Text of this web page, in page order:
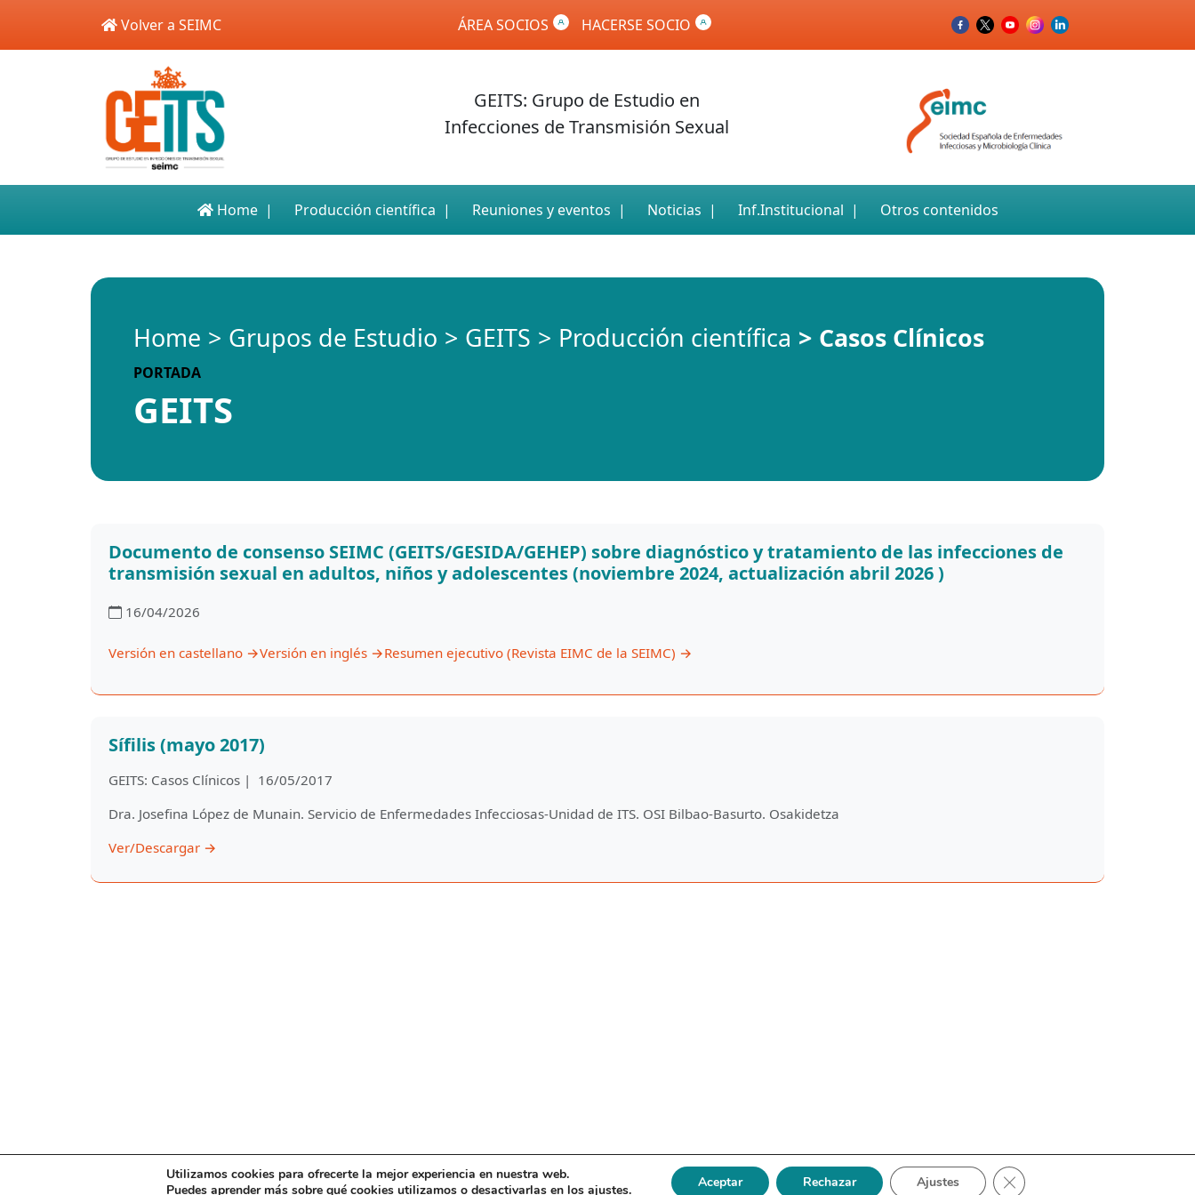
Volver a SEIMC ÁREA SOCIOS HACERSE SOCIO
GEITS: Grupo de Estudio en
Infecciones de Transmisión Sexual
Home Producción científica Reuniones y eventos Noticias Inf.Institucional Otros contenidos
Home Grupos de Estudio GEITS Producción científica Casos Clínicos
PORTADA
GEITS
Documento de consenso SEIMC (GEITS/GESIDA/GEHEP) sobre diagnóstico y tratamiento de las infecciones de
transmisión sexual en adultos, niños y adolescentes (noviembre 2024, actualización abril 2026 )
16/04/2026
Versión en castellano →Versión en inglés →Resumen ejecutivo (Revista EIMC de la SEIMC) →
Sífilis (mayo 2017)
GEITS: Casos Clínicos | 16/05/2017
Dra. Josefina López de Munain. Servicio de Enfermedades Infecciosas-Unidad de ITS. OSI Bilbao-Basurto. Osakidetza
Ver/Descargar →
Utilizamos cookies para ofrecerte la mejor experiencia en nuestra web.
Puedes aprender más sobre qué cookies utilizamos o desactivarlas en losajustes. Aceptar Rechazar Ajustes Cerrar el banner de cookies